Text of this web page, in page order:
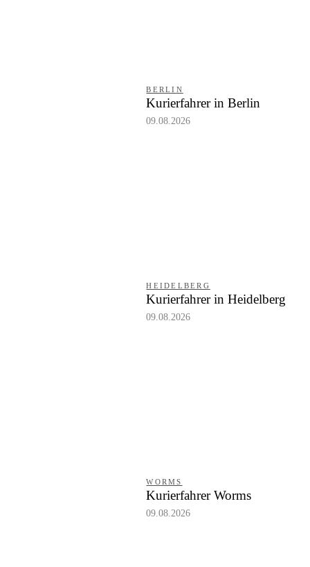
BERLIN
Kurierfahrer in Berlin
09.08.2026
HEIDELBERG
Kurierfahrer in Heidelberg
09.08.2026
WORMS
Kurierfahrer Worms
09.08.2026